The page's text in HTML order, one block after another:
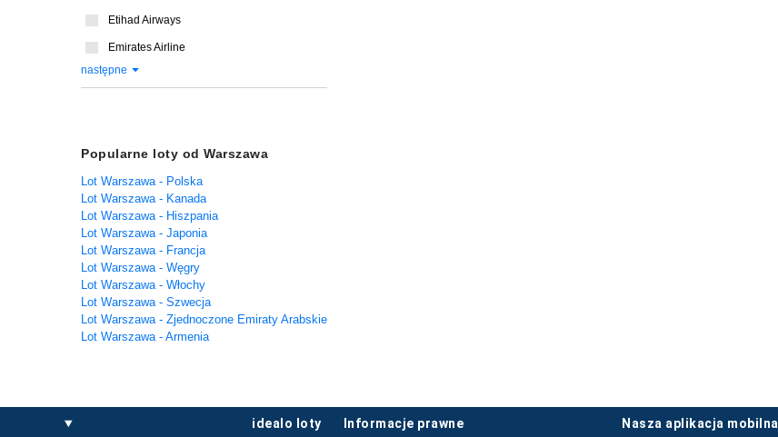
Etihad Airways
Emirates Airline
następne
Popularne loty od Warszawa
Lot Warszawa - Polska
Lot Warszawa - Kanada
Lot Warszawa - Hiszpania
Lot Warszawa - Japonia
Lot Warszawa - Francja
Lot Warszawa - Węgry
Lot Warszawa - Włochy
Lot Warszawa - Szwecja
Lot Warszawa - Zjednoczone Emiraty Arabskie
Lot Warszawa - Armenia
idealo loty nasza aplikacja mobilna
informacje prawne